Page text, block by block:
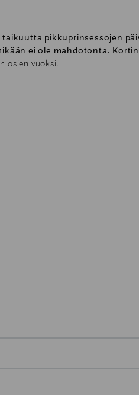
pikkuprinsessojen
ei ole mahdotonta.
osien vuoksi.